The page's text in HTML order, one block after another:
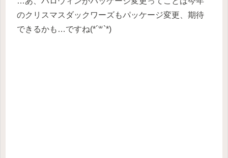
のクリスマスダックワーズもパッケージ変更、期待
できるかも…ですね(*´꒳`*)